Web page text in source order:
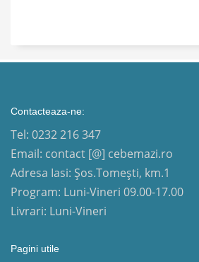
Contacteaza-ne:
Tel: 0232 216 347
Email: contact [@] cebemazi.ro
Adresa Iasi: Șos.Tomești, km.1
Program: Luni-Vineri 09.00-17.00
Livrari: Luni-Vineri
Pagini utile